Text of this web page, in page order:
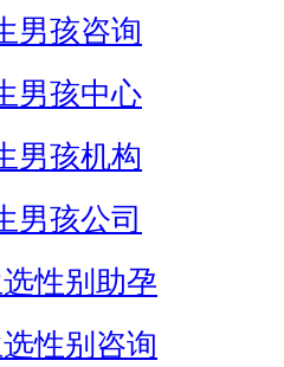
男孩咨询
男孩中心
男孩机构
男孩公司
性别助孕
性别咨询